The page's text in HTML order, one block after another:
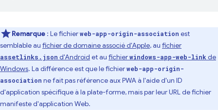
Remarque : Le fichierweb-app-origin-association est
semblable au fichier de domaine associé d'Apple, au fichier
assetlinks.json d'Android et au fichierwindows-app-web-link de
Windows. La différence est que le fichierweb-app-origin-
association ne fait pas référence aux PWA à l'aide d'un ID
d'application spécifique à la plate-forme, mais par leur URL de fichier
manifeste d'application Web.